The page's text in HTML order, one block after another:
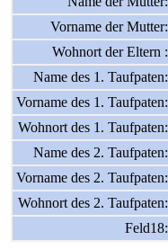
Vorname der Mutter:
Wohnort der Eltern :
Name des 1. Taufpaten:
Vorname des 1. Taufpaten:
Wohnort des 1. Taufpaten:
Name des 2. Taufpaten:
Vorname des 2. Taufpaten:
Wohnort des 2. Taufpaten:
Feld18: